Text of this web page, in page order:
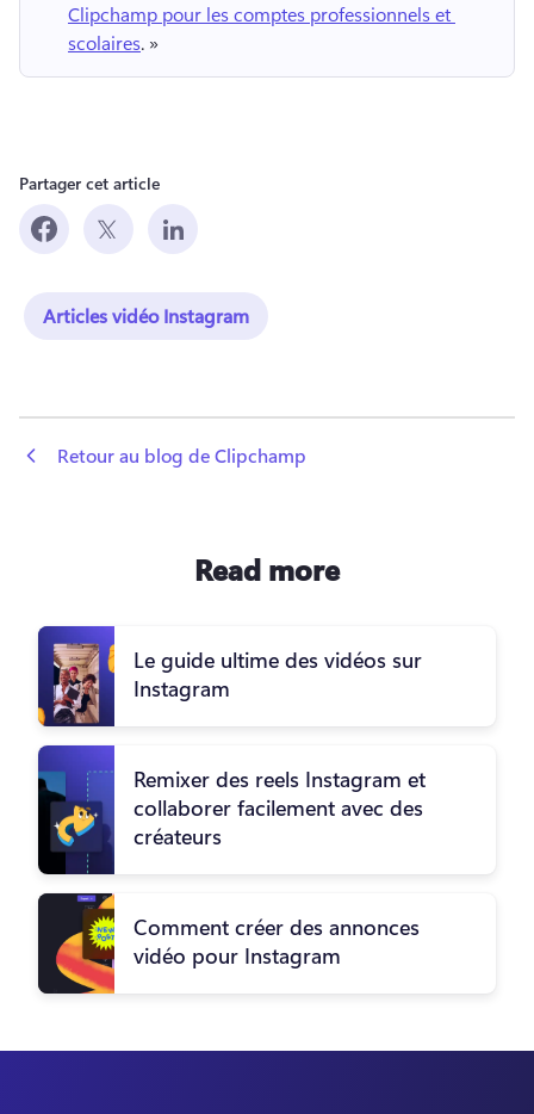
Clipchamp pour les comptes professionnels et
scolaires. »
Partager cet article
Articles vidéo Instagram
Retour au blog de Clipchamp
Read more
Le guide ultime des vidéos sur
Instagram
Remixer des reels Instagram et
collaborer facilement avec des
créateurs
Comment créer des annonces
vidéo pour Instagram